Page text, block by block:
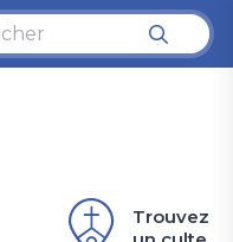
Trouvez